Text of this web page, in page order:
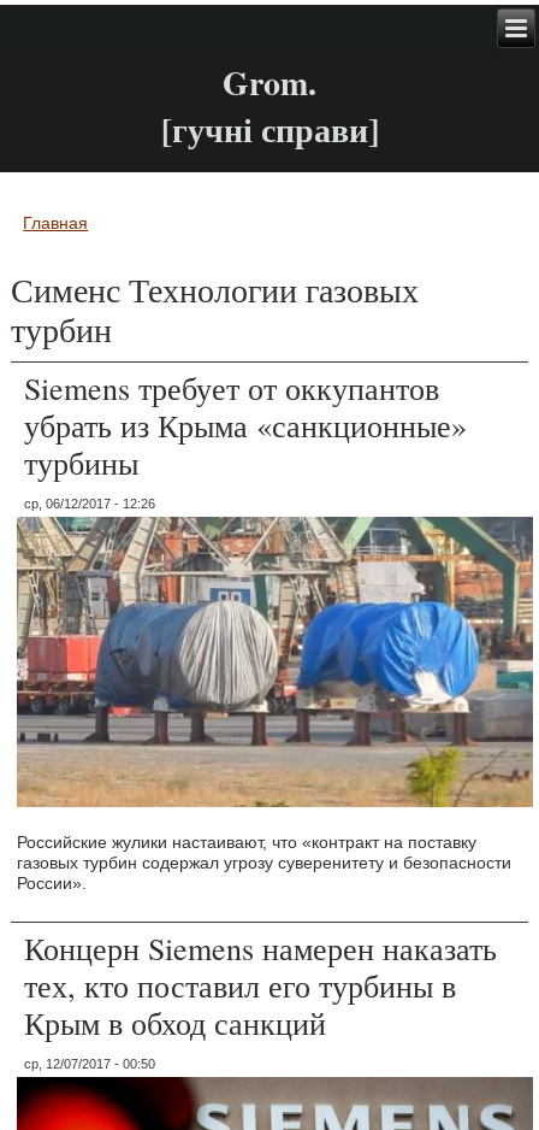
Grom.
[гучні справи]
Вы здесь
Главная
Сименс Технологии газовых
турбин
Siemens требует от оккупантов
убрать из Крыма «санкционные»
турбины
ср, 06/12/2017 - 12:26
Российские жулики настаивают, что «контракт на поставку
газовых турбин содержал угрозу суверенитету и безопасности
России».
Концерн Siemens намерен наказать
тех, кто поставил его турбины в
Крым в обход санкций
ср, 12/07/2017 - 00:50